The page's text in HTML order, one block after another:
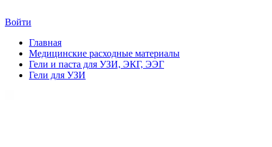
Войти
Главная
Медицинские расходные материалы
Гели и паста для УЗИ, ЭКГ, ЭЭГ
Гели для УЗИ